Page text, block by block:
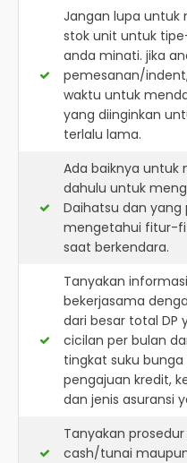
Jangan lupa untuk
stok unit untuk
anda minati. jika
pemesanan/
waktu untuk
yang diinginkan
terlalu lama.
Ada baiknya untuk
dahulu untuk
Daihatsu dan
mengetahui fitur-
saat berkendara.
Tanyakan
bekerjasama
dari besar total DP
cicilan per bulan
tingkat suku
pengajuan kredit,
dan jenis asuransi
Tanyakan
cash/tunai